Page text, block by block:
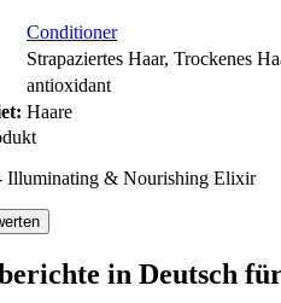
Conditioner
Strapaziertes Haar, Trockenes
antioxidant
Haare
Illuminating & Nourishing Elixir
in Deutsch